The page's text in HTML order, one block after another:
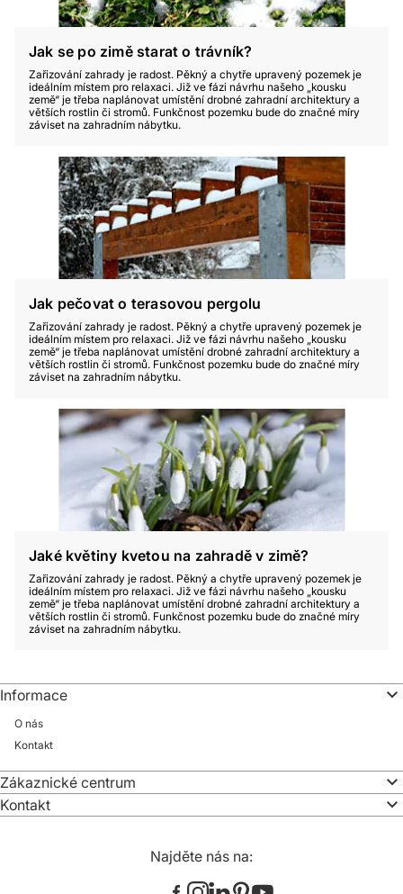
Jak se po zimě starat o trávník?
Zařizování zahrady je radost. Pěkný a chytře upravený pozemek je
ideálním místem pro relaxaci. Již ve fázi návrhu našeho „kousku
země“ je třeba naplánovat umístění drobné zahradní architektury a
větších rostlin či stromů. Funkčnost pozemku bude do značné míry
záviset na zahradním nábytku.
Jak pečovat o terasovou pergolu
Zařizování zahrady je radost. Pěkný a chytře upravený pozemek je
ideálním místem pro relaxaci. Již ve fázi návrhu našeho „kousku
země“ je třeba naplánovat umístění drobné zahradní architektury a
větších rostlin či stromů. Funkčnost pozemku bude do značné míry
záviset na zahradním nábytku.
Jaké květiny kvetou na zahradě v zimě?
Zařizování zahrady je radost. Pěkný a chytře upravený pozemek je
ideálním místem pro relaxaci. Již ve fázi návrhu našeho „kousku
země“ je třeba naplánovat umístění drobné zahradní architektury a
větších rostlin či stromů. Funkčnost pozemku bude do značné míry
záviset na zahradním nábytku.
Informace
O nás
Kontakt
Zákaznické centrum
Kontakt
Najděte nás na: